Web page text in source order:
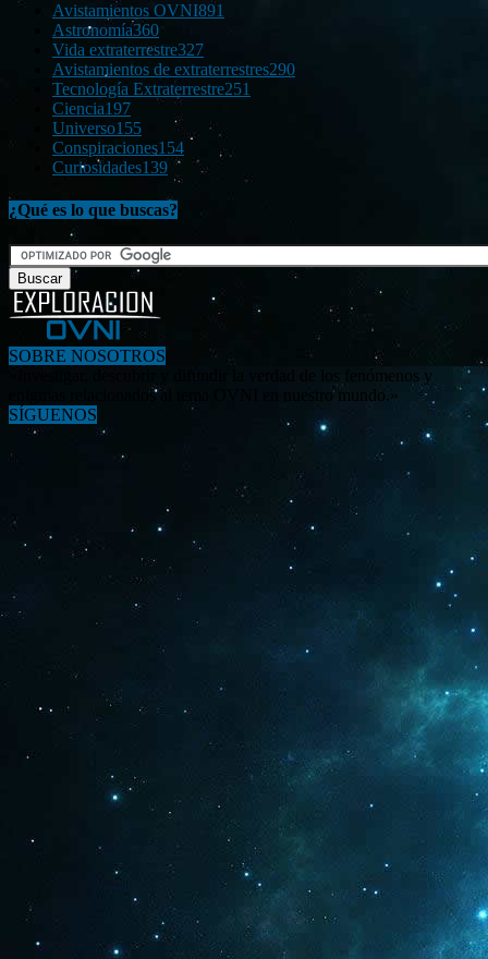
Avistamientos OVNI891
Astronomía360
Vida extraterrestre327
Avistamientos de extraterrestres290
Tecnología Extraterrestre251
Ciencia197
Universo155
Conspiraciones154
Curiosidades139
¿Qué es lo que buscas?
SOBRE NOSOTROS
«Investigar, descubrir y difundir la verdad de los fenómenos y
enigmas relacionados al tema OVNI en nuestro mundo.»
SÍGUENOS